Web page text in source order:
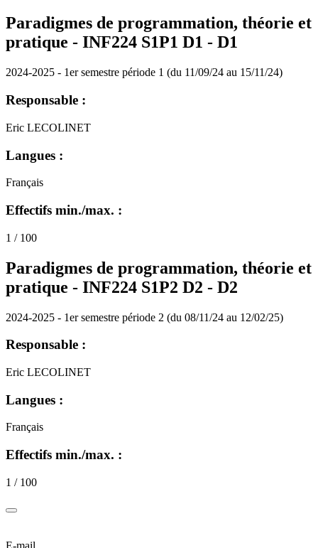
Paradigmes de programmation, théorie et
pratique - INF224 S1P1 D1 - D1
2024-2025 - 1er semestre période 1 (du 11/09/24 au 15/11/24)
Responsable :
Eric LECOLINET
Langues :
Français
Effectifs min./max. :
1 / 100
Paradigmes de programmation, théorie et
pratique - INF224 S1P2 D2 - D2
2024-2025 - 1er semestre période 2 (du 08/11/24 au 12/02/25)
Responsable :
Eric LECOLINET
Langues :
Français
Effectifs min./max. :
1 / 100
E-mail